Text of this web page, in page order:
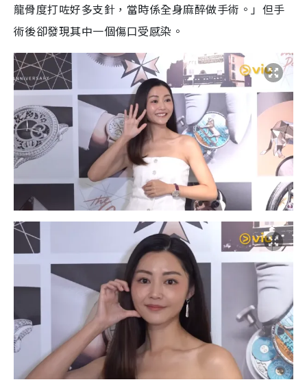
龍骨度打咗好多支針，當時係全身麻醉做手術。」但手
術後卻發現其中一個傷口受感染。